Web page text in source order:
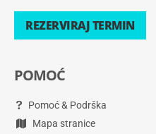
REZERVIRAJ TERMIN
POMOĆ
Pomoć & Podrška
Mapa stranice